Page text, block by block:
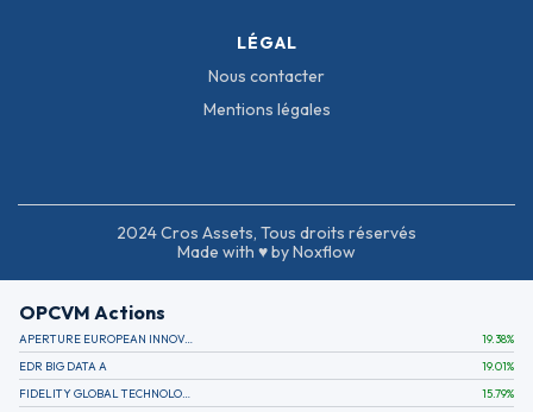
LÉGAL
Nous contacter
Mentions légales
2024 Cros Assets, Tous droits réservés
Made with ♥ by Noxflow
OPCVM Actions
APERTURE EUROPEAN INNOVATION 19.38%
EDR BIG DATA A
19.01%
FIDELITY GLOBAL TECHNOLOGY FUND A EUR
15.79%